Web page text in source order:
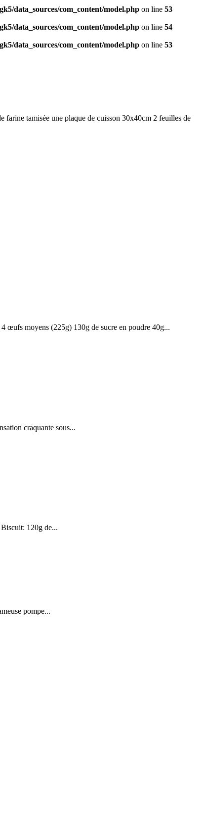
data_sources/com_content/model.php on line 53
data_sources/com_content/model.php on line 54
data_sources/com_content/model.php on line 53
farine tamisée une plaque de cuisson 30x40cm 2 feuilles de
œufs moyens (225g) 130g de sucre en poudre 40g...
craquante sous...
120g de...
pompe...